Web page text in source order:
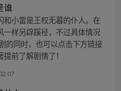
谁
和小雷是王权无暮的仆人。在
一样另辟蹊径，不过具体情况
的同时，也可以点击下方链接
前了解剧情了！